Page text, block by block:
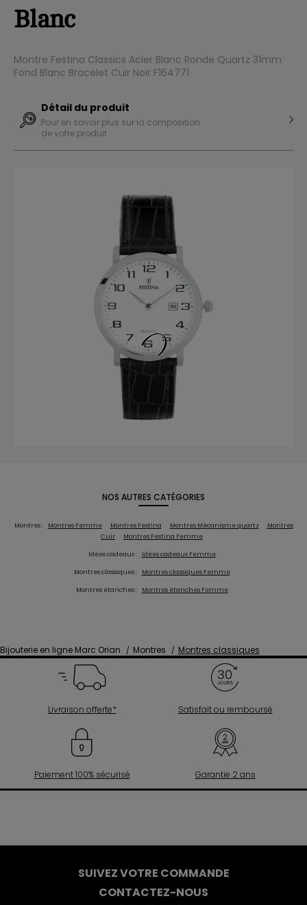
Blanc
Montre Festina Classics Acier Blanc Ronde Quartz 31mm
Fond Blanc Bracelet Cuir Noir F164771
Détail du produit
Pour en savoir plus sur la composition
de votre produit
NOS AUTRES CATÉGORIES
Montres : Montres Femme Montres Festina Montres Mécanisme quartz
Montres
Cuir
Montres Festina Femme
Idées cadeaux : Idées cadeaux Femme
Montres classiques : Montres classiques Femme
Montres étanches : Montres étanches Femme
Bijouterie en ligne Marc Orian Montres Montres classiques
Livraison offerte* Satisfait ou remboursé
Paiement 100% sécurisé Garantie 2 ans
SUIVEZ VOTRE COMMANDE
CONTACTEZ-NOUS